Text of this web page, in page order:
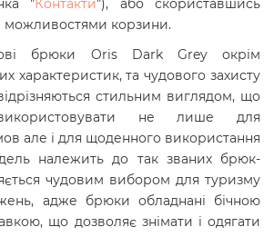
"Контакти"), або скориставшись
можливостями корзини.
брюки Oris Dark Grey окрім
характеристик, та чудового захисту
стильним виглядом, що
не лише для
але і для щоденного використання
належить до так званих брюк-
чудовим вибором для туризму
адже брюки обладнані бічною
що дозволяє знімати і одягати